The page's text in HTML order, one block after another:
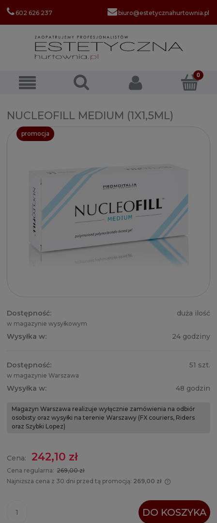
602 626 237 biuro@estetycznahurtownia.pl
NUCLEOFILL MEDIUM (1X1,5ML)
promocja
Dostępność: duża ilość
w magazynie wysyłkowym
Wysyłka w: 24 godziny
Dostępność: 51 szt.
w magazynie Warszawa
Wysyłka w: 48 godzin
Magazyn Warszawa realizuje wyłącznie zamówienia na odbiór
osobisty oraz wysyłki na terenie Warszawy (FX couriers, Riders
oraz Szybki Lopez)
Cena: 242,10 zł
Cena regularna: 269,00 zł
Najniższa cena z 30 dni przed tą promocją: 269,00 zł
krócej niż
najniższa
produkt
DO KOSZYKA